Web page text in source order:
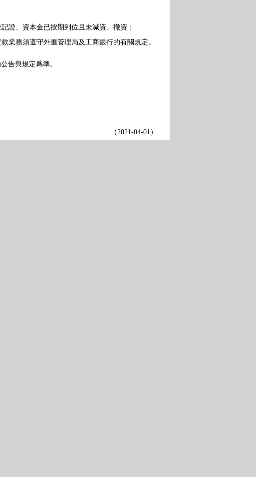
、資本金已按期到位且未減資、撤資；
務須遵守外匯管理局及工商銀行的有關規定。
告與規定爲準。
（2021-04-01 ）